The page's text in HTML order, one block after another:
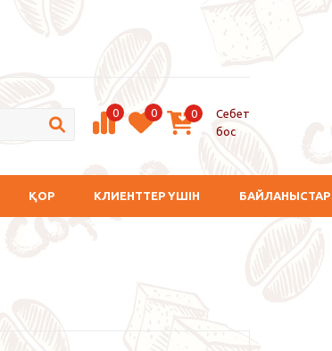
0 0 0
Себет
бос
ҚОР КЛИЕНТТЕР ҮШІН БАЙЛАНЫСТАР